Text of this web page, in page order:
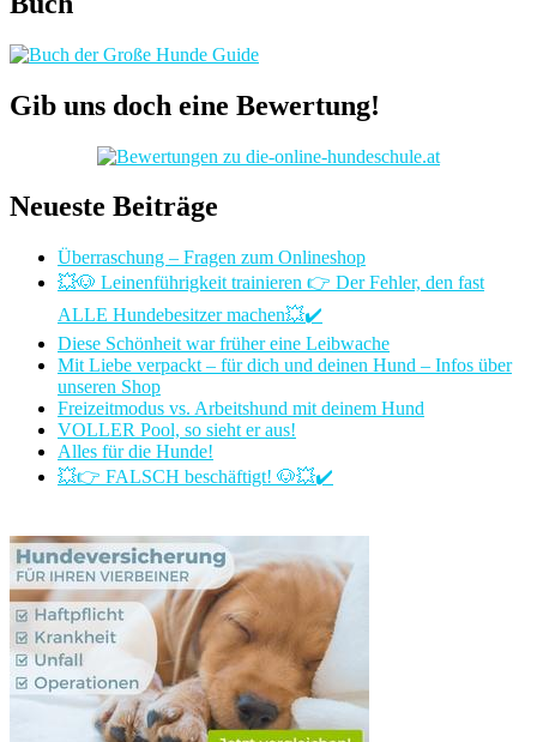
Gib uns doch eine Bewertung!
Neueste Beiträge
Überraschung – Fragen zum Onlineshop
💥🐶 Leinenführigkeit trainieren 👉 Der Fehler, den fast
ALLE Hundebesitzer machen💥✔️
Diese Schönheit war früher eine Leibwache
Mit Liebe verpackt – für dich und deinen Hund – Infos über
unseren Shop
Freizeitmodus vs. Arbeitshund mit deinem Hund
VOLLER Pool, so sieht er aus!
Alles für die Hunde!
💥👉 FALSCH beschäftigt! 🐶💥✔️